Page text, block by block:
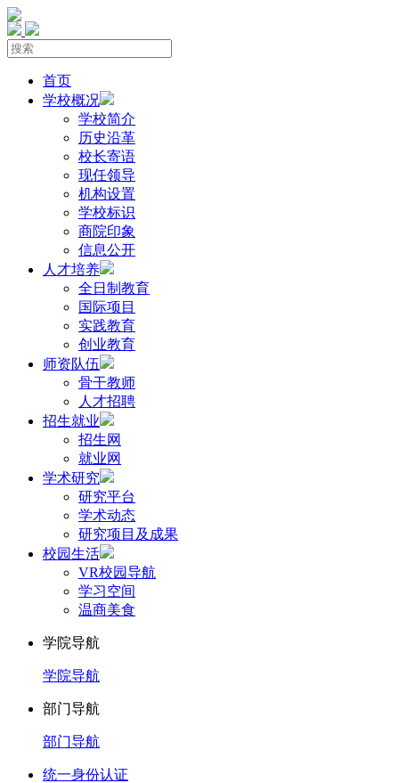
首页
学校概况
学校简介
历史沿革
校长寄语
现任领导
机构设置
学校标识
商院印象
信息公开
人才培养
全日制教育
国际项目
实践教育
创业教育
师资队伍
骨干教师
人才招聘
招生就业
招生网
就业网
学术研究
研究平台
学术动态
研究项目及成果
校园生活
VR校园导航
学习空间
温商美食
学院导航
学院导航
部门导航
部门导航
统一身份认证